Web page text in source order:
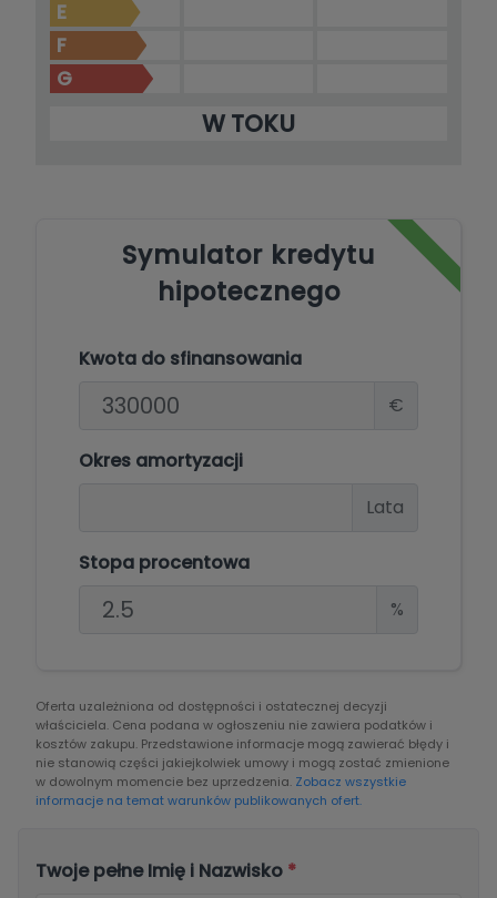
E
F
G
W TOKU
Symulator kredytu
hipotecznego
Kwota do sfinansowania
€
Okres amortyzacji
Lata
Stopa procentowa
%
Oferta uzależniona od dostępności i ostatecznej decyzji
właściciela. Cena podana w ogłoszeniu nie zawiera podatków i
kosztów zakupu. Przedstawione informacje mogą zawierać błędy i
nie stanowią części jakiejkolwiek umowy i mogą zostać zmienione
w dowolnym momencie bez uprzedzenia. Zobacz wszystkie
informacje na temat warunków publikowanych ofert.
Twoje pełne Imię i Nazwisko *